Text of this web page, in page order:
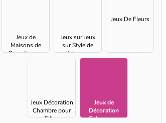
Jeux de
Maisons de
Poupée pour
Filles
Jeux sur Jeux
sur Style de
cuisine pour
Filles
Jeux De Fleurs
Jeux Décoration
Chambre pour
Filles
Jeux de
Décoration
Salon pour